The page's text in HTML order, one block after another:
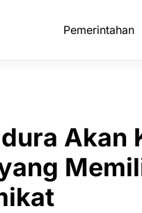
Pemerintahan
Akan